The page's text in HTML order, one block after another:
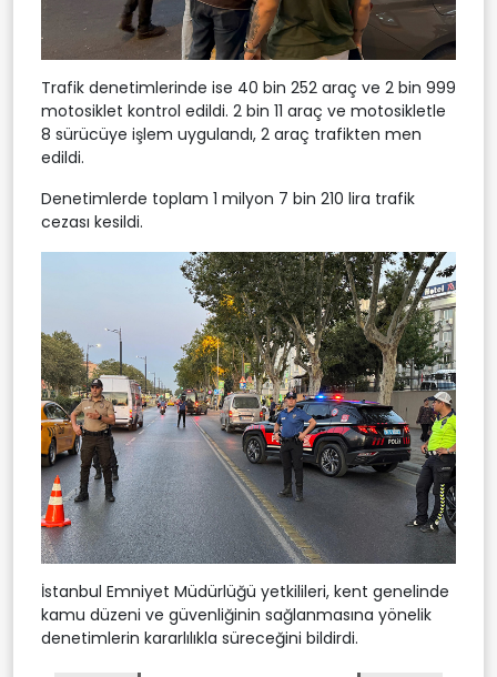
Trafik denetimlerinde ise 40 bin 252 araç ve 2 bin 999
motosiklet kontrol edildi. 2 bin 11 araç ve motosikletle
8 sürücüye işlem uygulandı, 2 araç trafikten men
edildi.
Denetimlerde toplam 1 milyon 7 bin 210 lira trafik
cezası kesildi.
İstanbul Emniyet Müdürlüğü yetkilileri, kent genelinde
kamu düzeni ve güvenliğinin sağlanmasına yönelik
denetimlerin kararlılıkla süreceğini bildirdi.